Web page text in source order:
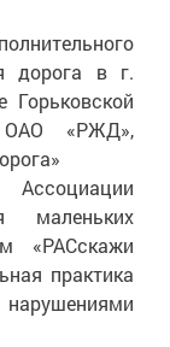
дорога в г.
Горьковской
«РЖД»,
маленьких
«РАСскажи
практика